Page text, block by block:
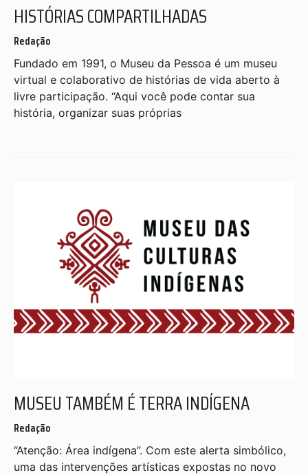
HISTÓRIAS COMPARTILHADAS
Redação
Fundado em 1991, o Museu da Pessoa é um museu
virtual e colaborativo de histórias de vida aberto à
livre participação. “Aqui você pode contar sua
história, organizar suas próprias
MUSEU TAMBÉM É TERRA INDÍGENA
Redação
“Atenção: Área indígena”. Com este alerta simbólico,
uma das intervenções artísticas expostas no novo